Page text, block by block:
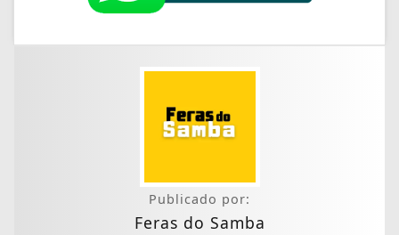
Publicado por:
Feras do Samba